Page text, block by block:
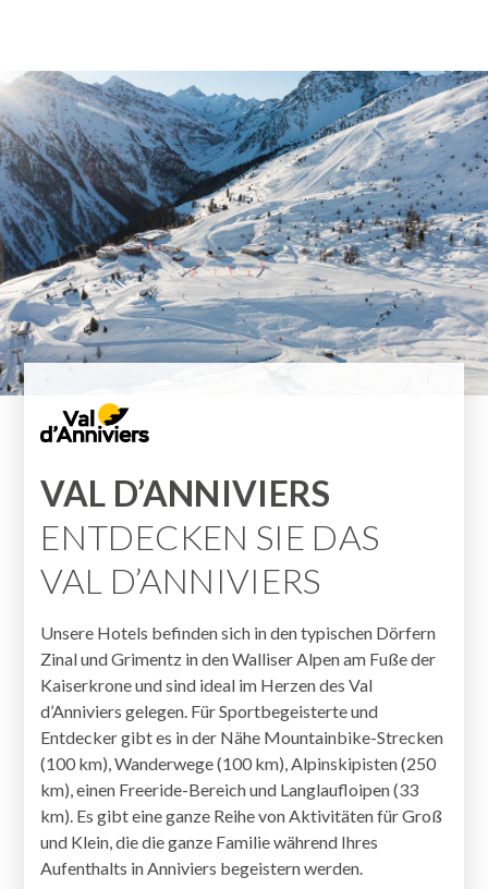
VAL D’ANNIVIERS
ENTDECKEN SIE DAS
VAL D’ANNIVIERS
Unsere Hotels befinden sich in den typischen Dörfern
Zinal und Grimentz in den Walliser Alpen am Fuße der
Kaiserkrone und sind ideal im Herzen des Val
d’Anniviers gelegen. Für Sportbegeisterte und
Entdecker gibt es in der Nähe Mountainbike-Strecken
(100 km), Wanderwege (100 km), Alpinskipisten (250
km), einen Freeride-Bereich und Langlaufloipen (33
km). Es gibt eine ganze Reihe von Aktivitäten für Groß
und Klein, die die ganze Familie während Ihres
Aufenthalts in Anniviers begeistern werden.